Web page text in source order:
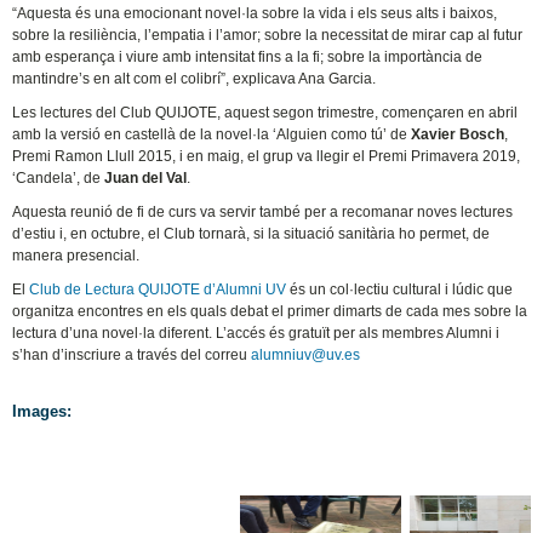
“Aquesta és una emocionant novel·la sobre la vida i els seus alts i baixos,
sobre la resiliència, l’empatia i l’amor; sobre la necessitat de mirar cap al futur
amb esperança i viure amb intensitat fins a la fi; sobre la importància de
mantindre’s en alt com el colibrí”, explicava Ana Garcia.
Les lectures del Club QUIJOTE, aquest segon trimestre, començaren en abril
amb la versió en castellà de la novel·la ‘Alguien como tú’ deXavier Bosch,
Premi Ramon Llull 2015, i en maig, el grup va llegir el Premi Primavera 2019,
‘Candela’, deJuan del Val .
Aquesta reunió de fi de curs va servir també per a recomanar noves lectures
d’estiu i, en octubre, el Club tornarà, si la situació sanitària ho permet, de
manera presencial.
ElClub de Lectura QUIJOTE d’Alumni UV és un col·lectiu cultural i lúdic que
organitza encontres en els quals debat el primer dimarts de cada mes sobre la
lectura d’una novel·la diferent. L’accés és gratuït per als membres Alumni i
s’han d’inscriure a través del correualumniuv@uv.es
Images: